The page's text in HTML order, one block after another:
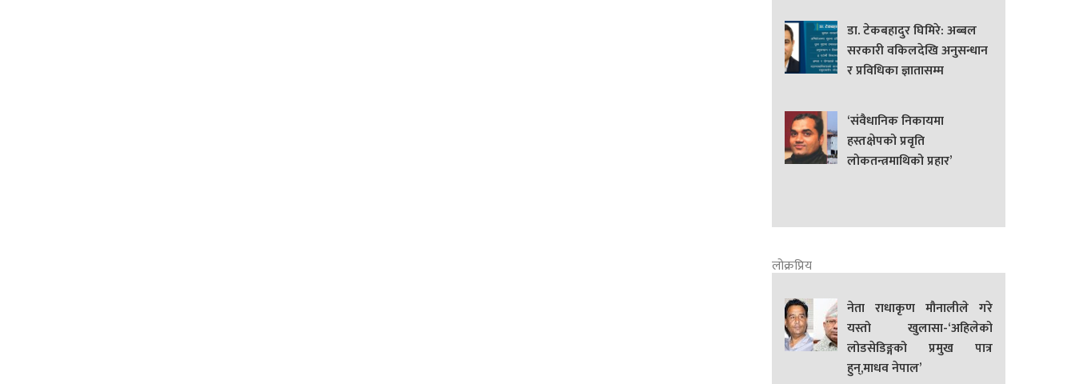
डा. टेकबहादुर घिमिरे: अब्बल
सरकारी वकिलदेखि अनुसन्धान
र प्रविधिका ज्ञातासम्म
‘संवैधानिक निकायमा
हस्तक्षेपको प्रवृति
लोकतन्त्रमाथिको प्रहार’
लोक्रप्रिय
नेता राधाकृण मौनालीले गरे
यस्तो खुलासा-‘अहिलेको
लोडसेडिङ्गको प्रमुख पात्र
हुन्,माधव नेपाल’